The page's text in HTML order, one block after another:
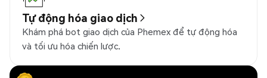
Tự động hóa giao dịch
Khám phá bot giao dịch của Phemex để tự động hóa
và tối ưu hóa chiến lược.